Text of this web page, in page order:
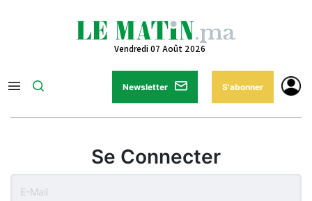
Vendredi 07 Août 2026
Newsletter S'abonner
Se Connecter